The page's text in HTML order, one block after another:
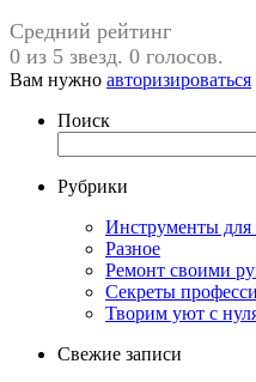
Средний рейтинг
0 из 5 звезд. 0 голосов.
Вам нужно авторизироваться
Поиск
Рубрики
Инструменты для
Разное
Ремонт своими
Секреты
Творим уют с
Свежие записи